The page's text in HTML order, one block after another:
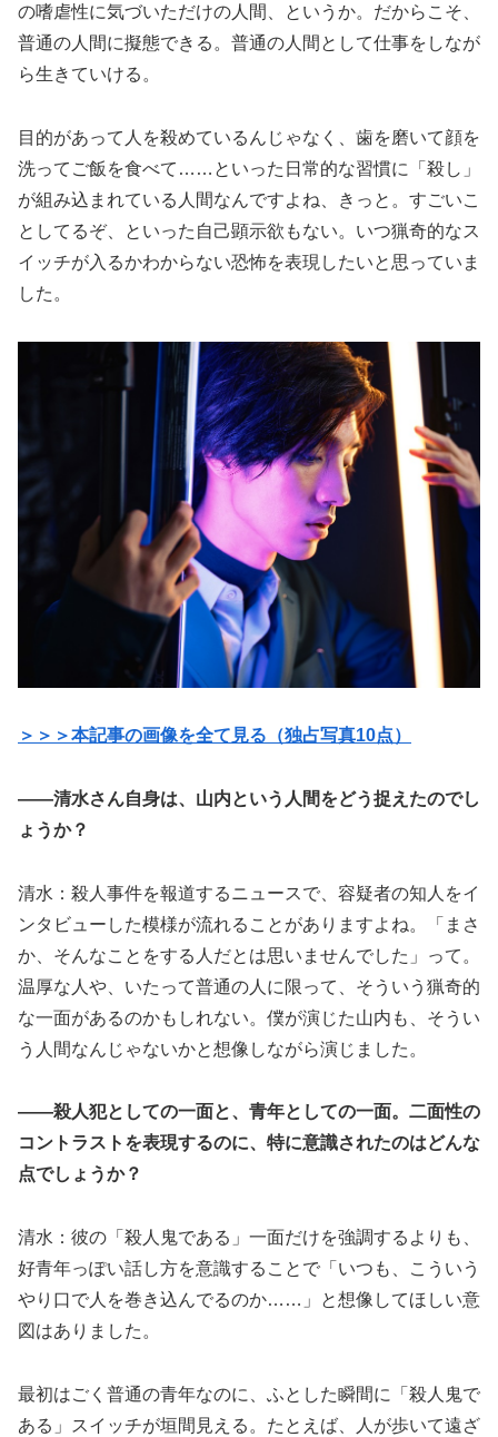
の嗜虐性に気づいただけの人間、というか。だからこそ、
普通の人間に擬態できる。普通の人間として仕事をしなが
ら生きていける。
目的があって人を殺めているんじゃなく、歯を磨いて顔を
洗ってご飯を食べて……といった日常的な習慣に「殺し」
が組み込まれている人間なんですよね、きっと。すごいこ
としてるぞ、といった自己顕示欲もない。いつ猟奇的なス
イッチが入るかわからない恐怖を表現したいと思っていま
した。
＞＞＞本記事の画像を全て見る（独占写真10点）
――清水さん自身は、山内という人間をどう捉えたのでし
ょうか？
清水：殺人事件を報道するニュースで、容疑者の知人をイ
ンタビューした模様が流れることがありますよね。「まさ
か、そんなことをする人だとは思いませんでした」って。
温厚な人や、いたって普通の人に限って、そういう猟奇的
な一面があるのかもしれない。僕が演じた山内も、そうい
う人間なんじゃないかと想像しながら演じました。
――殺人犯としての一面と、青年としての一面。二面性の
コントラストを表現するのに、特に意識されたのはどんな
点でしょうか？
清水：彼の「殺人鬼である」一面だけを強調するよりも、
好青年っぽい話し方を意識することで「いつも、こういう
やり口で人を巻き込んでるのか……」と想像してほしい意
図はありました。
最初はごく普通の青年なのに、ふとした瞬間に「殺人鬼で
ある」スイッチが垣間見える。たとえば、人が歩いて遠ざ